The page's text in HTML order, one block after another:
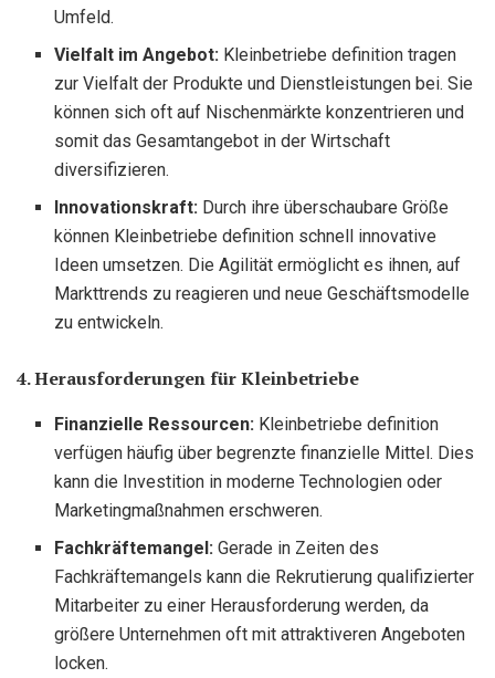
Umfeld.
Vielfalt im Angebot: Kleinbetriebe definition tragen
zur Vielfalt der Produkte und Dienstleistungen bei. Sie
können sich oft auf Nischenmärkte konzentrieren und
somit das Gesamtangebot in der Wirtschaft
diversifizieren.
Innovationskraft: Durch ihre überschaubare Größe
können Kleinbetriebe definition schnell innovative
Ideen umsetzen. Die Agilität ermöglicht es ihnen, auf
Markttrends zu reagieren und neue Geschäftsmodelle
zu entwickeln.
4. Herausforderungen für Kleinbetriebe
Finanzielle Ressourcen: Kleinbetriebe definition
verfügen häufig über begrenzte finanzielle Mittel. Dies
kann die Investition in moderne Technologien oder
Marketingmaßnahmen erschweren.
Fachkräftemangel: Gerade in Zeiten des
Fachkräftemangels kann die Rekrutierung qualifizierter
Mitarbeiter zu einer Herausforderung werden, da
größere Unternehmen oft mit attraktiveren Angeboten
locken.